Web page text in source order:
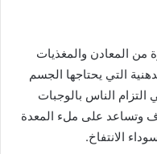
من المعادن والمغذيات
التي يحتاجها الجسم
التزام الناس بالوجبات
وتساعد على ملء المعدة
الانتفاخ.